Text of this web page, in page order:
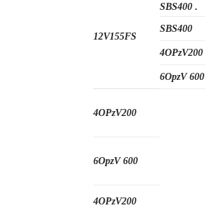
12V155FS
SBS400 .
SBS400
4OPzV200
6OpzV 600
4OPzV200
6OpzV 600
4OPzV200